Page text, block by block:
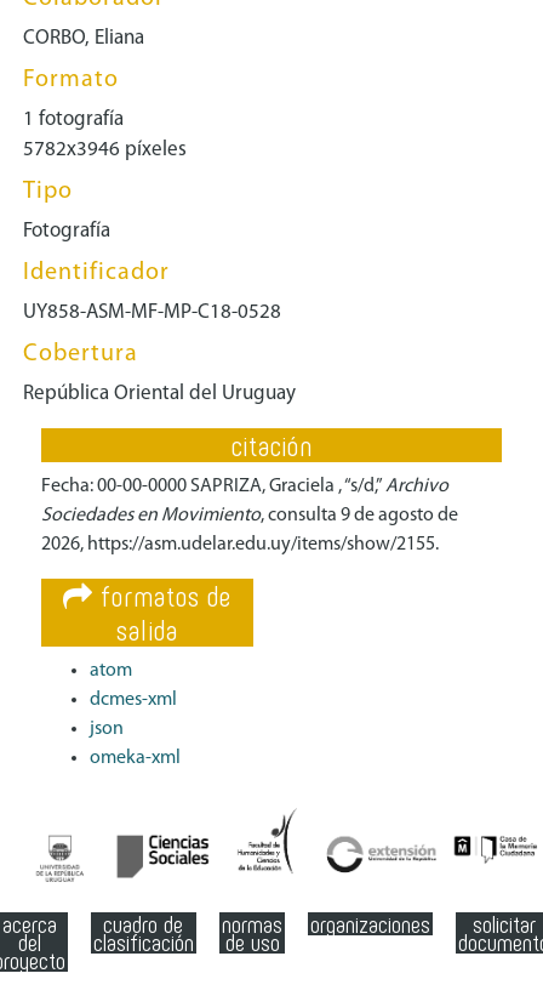
CORBO, Eliana
Formato
1 fotografía
5782x3946 píxeles
Tipo
Fotografía
Identificador
UY858-ASM-MF-MP-C18-0528
Cobertura
República Oriental del Uruguay
citación
Fecha: 00-00-0000 SAPRIZA, Graciela , “s/d,”Archivo
Sociedades en Movimiento, consulta 9 de agosto de
2026, https://asm.udelar.edu.uy/items/show/2155.
formatos de
salida
atom
dcmes-xml
json
omeka-xml
acerca
del
cuadro de
clasificación
normas
de uso
organizaciones solicitar